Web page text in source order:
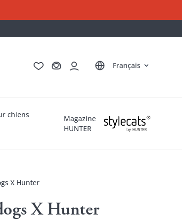
Deutsch
English
Italiano
Nederlands
Français
chiens
Magazine
HUNTER
X Hunter
X Hunter